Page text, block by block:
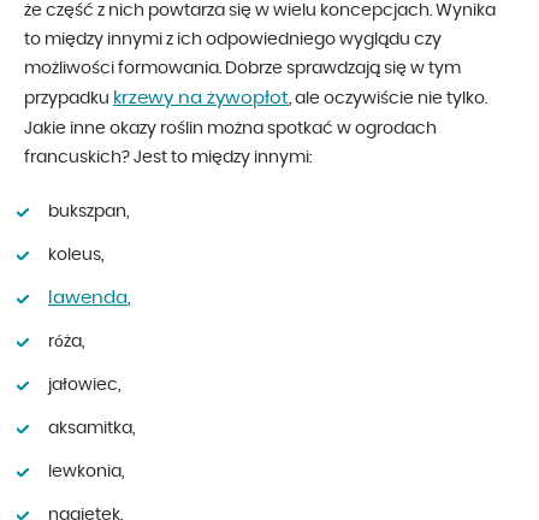
że część z nich powtarza się w wielu koncepcjach. Wynika
to między innymi z ich odpowiedniego wyglądu czy
możliwości formowania. Dobrze sprawdzają się w tym
przypadku krzewy na żywopłot, ale oczywiście nie tylko.
Jakie inne okazy roślin można spotkać w ogrodach
francuskich? Jest to między innymi:
bukszpan,
koleus,
lawenda,
róża,
jałowiec,
aksamitka,
lewkonia,
nagietek,